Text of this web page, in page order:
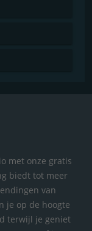
met onze gratis
biedt tot meer
van
je op de hoogte
terwijl je geniet